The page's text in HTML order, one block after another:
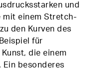
und
mit einem Stretch-
den Kurven des
für
die einem
Ein besonderes